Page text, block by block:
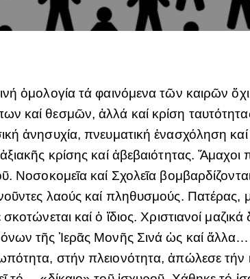
ὁμολογία τά φαινόμενα τῶν καιρῶν
καί θεσμῶν, ἀλλά καί κρίση
ἀνησυχία, πνευματική ἐνασχόληση
κρίσης καί ἀβεβαιότητας.
Νοσοκομεῖα καί Σχολεῖα
λαούς καί πληθυσμούς.
σκοτώνεται καί ὁ ἴδιος. Χριστιανοί
τῆς Ἱερᾶς Μονῆς Σινά ὡς καί
στήν πλειονότητα, ἀπώλεσε τήν